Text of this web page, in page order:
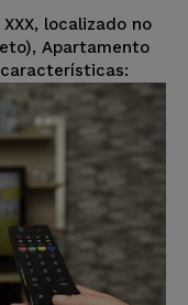
localizado no
Apartamento
características: